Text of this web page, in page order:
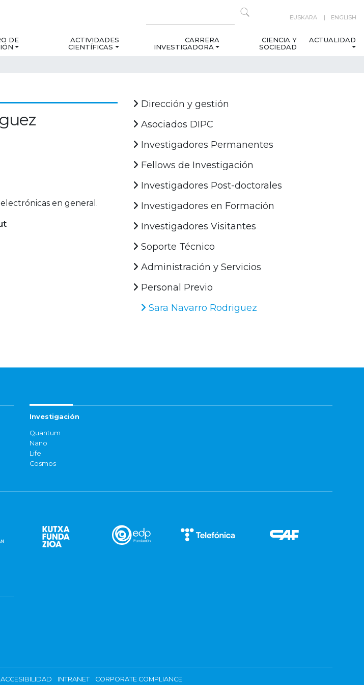
EUSKARA ENGLISH
DE
ACTIVIDADES
CIENTÍFICAS
CARRERA
INVESTIGADORA
CIENCIA Y
SOCIEDAD
ACTUALIDAD
en general.
Dirección y gestión
Asociados DIPC
Investigadores Permanentes
Fellows de Investigación
Investigadores Post-doctorales
Investigadores en Formación
Investigadores Visitantes
Soporte Técnico
Administración y Servicios
Personal Previo
Sara Navarro Rodriguez
Investigación
Quantum
Nano
Life
Cosmos
ACCESIBILIDAD INTRANET CORPORATE COMPLIANCE